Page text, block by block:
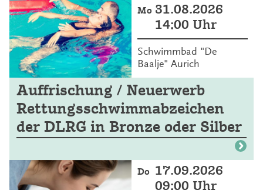
Mo 31.08.2026
14:00 Uhr
Schwimmbad "De
Baalje" Aurich
Auffrischung / Neuerwerb
Rettungsschwimmabzeichen
der DLRG in Bronze oder Silber
Do 17.09.2026
09:00 Uhr